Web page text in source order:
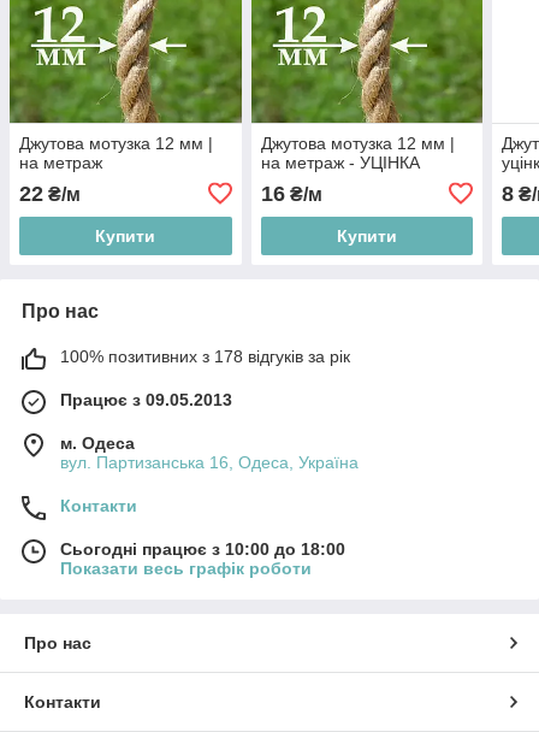
Джутова мотузка 12 мм |
на метраж
22 ₴/м
Купити
Джутова мотузка 12 мм |
на метраж - УЦІНКА
16₴/м
Купити
8
Про нас
100% позитивних з 178 відгуків за рік
Працює з 09.05.2013
м. Одеса
вул. Партизанська 16, Одеса, Україна
Контакти
Сьогодні працює з 10:00 до 18:00
Показати весь графік роботи
Про нас
Контакти